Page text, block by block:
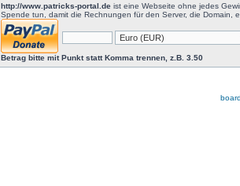
http://www.patricks-portal.de ist eine Webseite ohne jedes
Spende tun, damit die Rechnungen für den Server, die Domain,
Betrag bitte mit Punkt statt Komma trennen, z.B. 3.50